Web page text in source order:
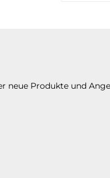
neue Produkte und